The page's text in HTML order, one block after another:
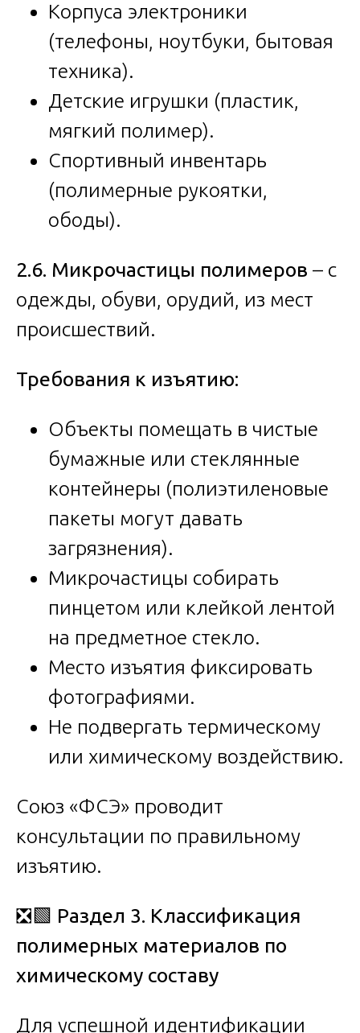
Корпуса электроники
(телефоны, ноутбуки, бытовая
техника).
Детские игрушки (пластик,
мягкий полимер).
Спортивный инвентарь
(полимерные рукоятки,
ободы).
2.6. Микрочастицы полимеров – с
одежды, обуви, орудий, из мест
происшествий.
Требования к изъятию:
Объекты помещать в чистые
бумажные или стеклянные
контейнеры (полиэтиленовые
пакеты могут давать
загрязнения).
Микрочастицы собирать
пинцетом или клейкой лентой
на предметное стекло.
Место изъятия фиксировать
фотографиями.
Не подвергать термическому
или химическому воздействию.
Союз «ФСЭ» проводит
консультации по правильному
изъятию.
❎🟩 Раздел 3. Классификация
полимерных материалов по
химическому составу
Для успешной идентификации